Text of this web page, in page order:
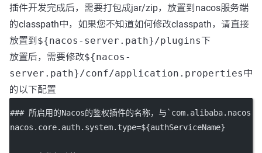
插件开发完成后，需要打包成jar/zip，放置到nacos服务端
的classpath中，如果您不知道如何修改classpath，请直接
放置到 ${nacos-server.path}/plugins下
放置后，需要修改${nacos-
server.path}/conf/application.properties 中
的以下配置
### 所启用的Nacos的鉴权插件的名称，与
nacos.core.auth.system.type=${authServiceName}